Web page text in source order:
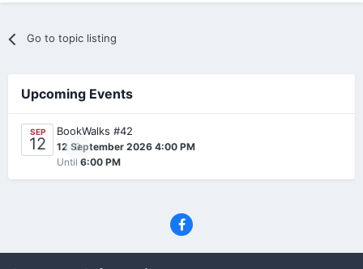
Go to topic listing
Upcoming Events
SEP
12 0
BookWalks #42
12 September 2026 4:00 PM
Until 6:00 PM